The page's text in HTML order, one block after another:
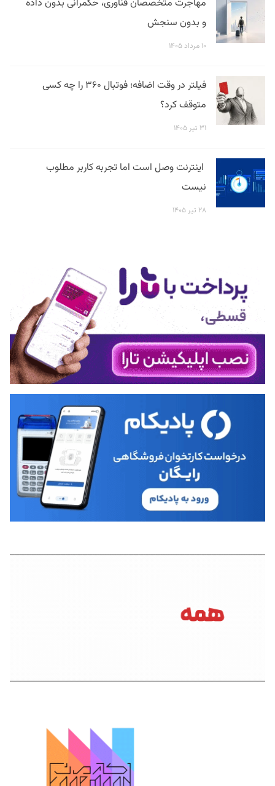
مهاجرت متخصصان فناوری، حکمرانی بدون داده
و بدون سنجش
۱۰ مرداد ۱۴۰۵
فیلتر در وقت اضافه؛ فوتبال ۳۶۰ را چه کسی
متوقف کرد؟
۳۱ تیر ۱۴۰۵
اینترنت وصل است اما تجربه کاربر مطلوب
نیست
۲۸ تیر ۱۴۰۵